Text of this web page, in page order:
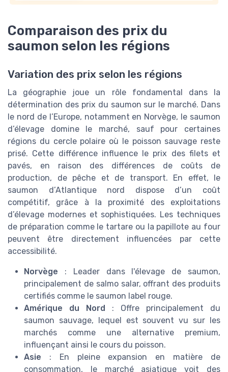
Comparaison des prix du
saumon selon les régions
Variation des prix selon les régions
La géographie joue un rôle fondamental dans la
détermination des prix du saumon sur le marché. Dans
le nord de l’Europe, notamment en Norvège, le saumon
d’élevage domine le marché, sauf pour certaines
régions du cercle polaire où le poisson sauvage reste
prisé. Cette différence influence le prix des filets et
pavés, en raison des différences de coûts de
production, de pêche et de transport. En effet, le
saumon d’Atlantique nord dispose d’un coût
compétitif, grâce à la proximité des exploitations
d’élevage modernes et sophistiquées. Les techniques
de préparation comme le tartare ou la papillote au four
peuvent être directement influencées par cette
accessibilité.
Norvège : Leader dans l'élevage de saumon,
principalement de salmo salar, offrant des produits
certifiés comme le saumon label rouge.
Amérique du Nord
: Offre principalement du
saumon sauvage, lequel est souvent vu sur les
marchés comme une alternative premium,
influençant ainsi le cours du poisson.
Asie : En pleine expansion en matière de
consommation, le marché asiatique voit des